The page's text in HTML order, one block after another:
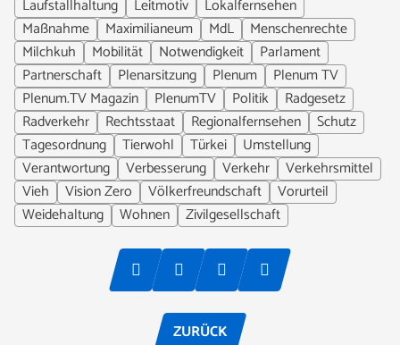
Laufstallhaltung
Leitmotiv
Lokalfernsehen
Maßnahme
Maximilianeum MdL
Menschenrechte
Milchkuh
Mobilität Notwendigkeit
Parlament
Partnerschaft
Plenarsitzung Plenum
Plenum TV
Plenum.TV Magazin
PlenumTV Politik
Radgesetz
Radverkehr
Rechtsstaat Regionalfernsehen
Schutz
Tagesordnung
Tierwohl Türkei
Umstellung
Verantwortung
Verbesserung Verkehr
Verkehrsmittel
Vieh
Vision Zero Völkerfreundschaft
Vorurteil
Weidehaltung
Wohnen Zivilgesellschaft
ZURÜCK